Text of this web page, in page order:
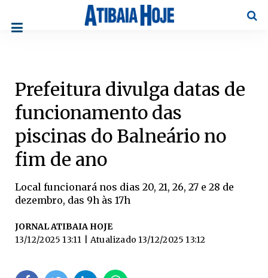
Prefeitura divulga datas de
funcionamento das
piscinas do Balneário no
fim de ano
Local funcionará nos dias 20, 21, 26, 27 e 28 de
dezembro, das 9h às 17h
JORNAL ATIBAIA HOJE
13/12/2025 13:11
| Atualizado 13/12/2025 13:12